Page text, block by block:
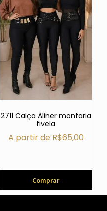
2711 Calça Aliner montaria
fivela
A partir de R$65,00
Comprar